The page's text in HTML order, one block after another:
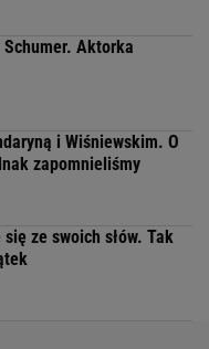
Aktorka
i Wiśniewskim. O
zapomnieliśmy
ze swoich słów. Tak